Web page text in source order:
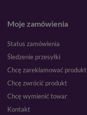
Moje zamówienia
Status zamówienia
Śledzenie przesyłki
Chcę zareklamować produkt
Chcę zwrócić produkt
Chcę wymienić towar
Kontakt